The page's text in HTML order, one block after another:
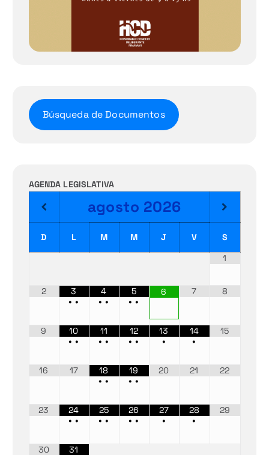
Búsqueda de Documentos
AGENDA LEGISLATIVA
agosto 2026
D L M M J V
S
1
2
3
••
4
••
5
••
6 7 8
9
10
••
11
••
12
••
13
•
14
•
15
16 17
18
••
19
••
20 21 22
23
24
••
25
••
26
••
27
•
28
•
29
30
31